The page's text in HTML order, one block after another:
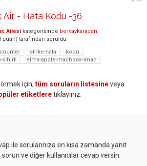
Air - Hata Kodu -36
Ailesi kategorisinde berkaykaracan
puan) tarafından soruldu
strike-hata
kodu
sihirli
elma-apple-macbook-imac
için, tüm soruların listesineveya
etiketleretıklayınız.
ile sorularınıza en kısa zamanda yanıt
ve diğer kullanıcılar cevap versin.